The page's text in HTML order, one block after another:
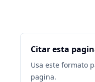
Citar esta
Usa este formato
pagina.